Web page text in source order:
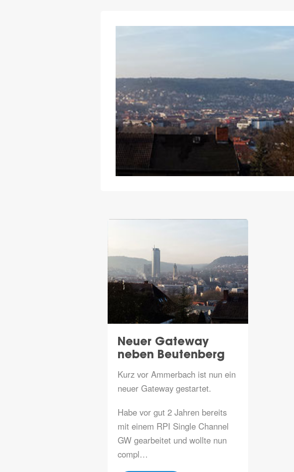
Neuer Gateway
neben Beutenberg
Kurz vor Ammerbach ist nun ein
neuer Gateway gestartet.
Habe vor gut 2 Jahren bereits
mit einem RPI Single Channel
GW gearbeitet und wollte nun
compl…